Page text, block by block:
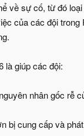
về sự cố, từ đó
của các đội trong
là giúp các đội:
nhân gốc rễ
bị cung cấp và